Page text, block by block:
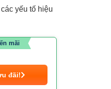
yếu tố hiệu
đãi!
mãi